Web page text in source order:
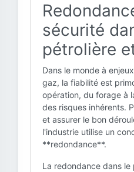
sécurité
pétrolière
Dans le monde à
gaz, la fiabilité est
opération, du forage à
des risques inhérents.
et assurer le bon
l'industrie utilise un
**redondance**.
La redondance dans